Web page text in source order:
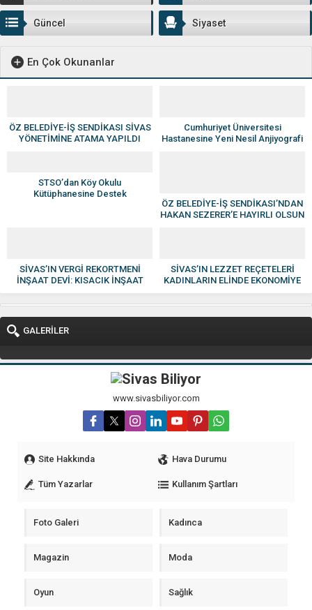
Güncel Siyaset
En Çok Okunanlar
ÖZ BELEDİYE-İŞ SENDİKASI SİVAS
YÖNETİMİNE ATAMA YAPILDI
Cumhuriyet Üniversitesi
Hastanesine Yeni Nesil Anjiyografi
STSO’dan Köy Okulu
Kütüphanesine Destek
ÖZ BELEDİYE-İŞ SENDİKASI’NDAN
HAKAN SEZERER’E HAYIRLI OLSUN
SİVAS’IN VERGİ REKORTMENİ
İNŞAAT DEVİ: KISACIK İNŞAAT
GÜVEN VE KALİTENİN ADI OLDU
SİVAS’IN LEZZET REÇETELERİ
KADINLARIN ELİNDE EKONOMİYE
KAZANDIRILIYOR
GALERİLER
www.sivasbiliyor.com
Site Hakkında Hava Durumu
Tüm Yazarlar Kullanım Şartları
Foto Galeri Kadınca
Magazin Moda
Oyun Sağlık